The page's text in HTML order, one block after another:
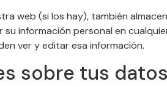
web (si los hay), también
su información personal en
ver y editar esa información.
sobre tus datos